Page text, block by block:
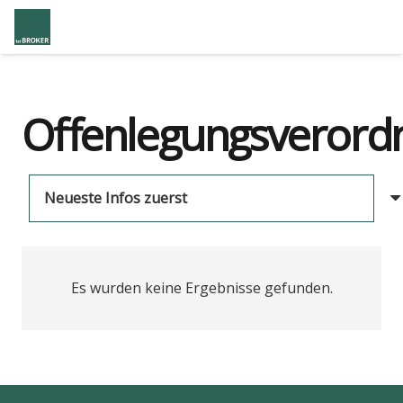
Es wurden keine Ergebnisse gefunden.